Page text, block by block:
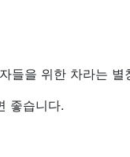
들을 위한 차라는 별
좋습니다.